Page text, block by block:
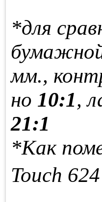
*для
мм.,
но 10:1,
21:1
*Как
Touch